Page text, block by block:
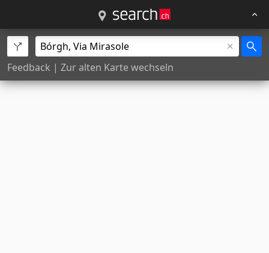
Feedback | Zur alten Karte wechseln